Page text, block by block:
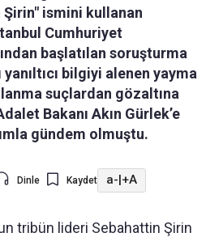
ismini kullanan
Cumhuriyet
başlatılan soruşturma
yanıltıcı bilgiyi alenen yayma
suçlardan gözaltına
Bakanı Akın Gürlek’e
gündem olmuştu.
Dinle Kaydet a- +A
tribün lideri Sebahattin Şirin